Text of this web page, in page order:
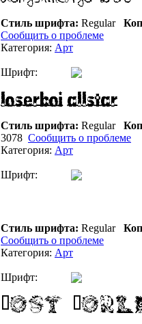
Стиль шрифта: Regular
Сообщить о проблеме
Категория: Арт
Шрифт:
Стиль шрифта: Regular
3078 Сообщить о проблеме
Категория: Арт
Шрифт:
Стиль шрифта: Regular
Сообщить о проблеме
Категория: Арт
Шрифт: